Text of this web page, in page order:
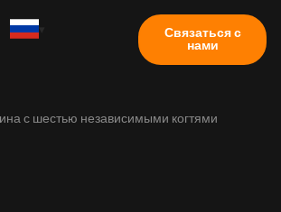
Связаться с
нами
с шестью независимыми когтями